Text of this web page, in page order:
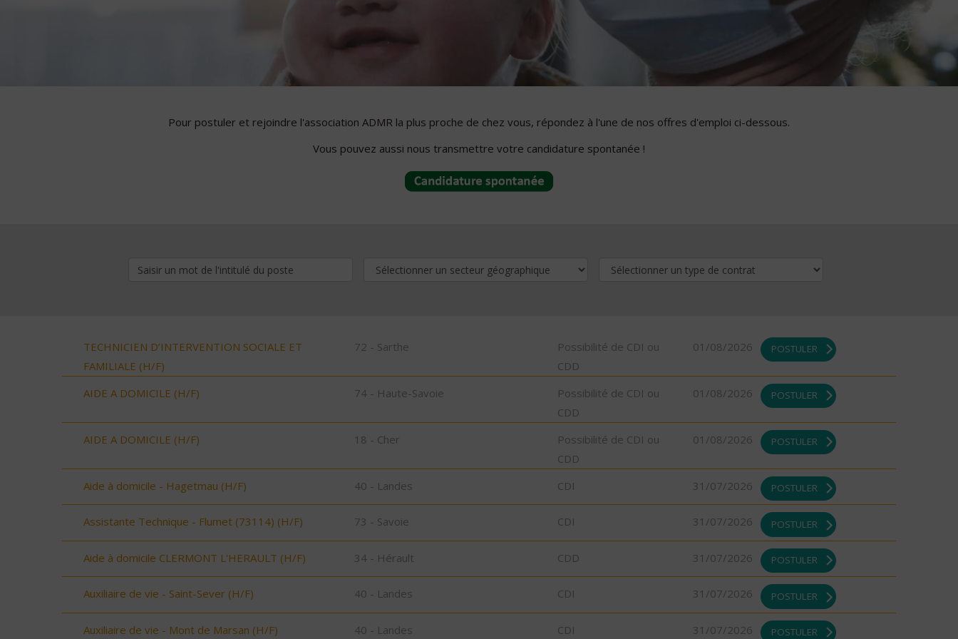
Pour postuler et rejoindre l'association ADMR la plus proche de chez vous, répondez à l'une de nos offres d'emploi ci-dessous.
Vous pouvez aussi nous transmettre votre candidature spontanée !
TECHNICIEN D’INTERVENTION SOCIALE ET
FAMILIALE (H/F)
72 - Sarthe
Possibilité de CDI ou
CDD
01/08/2026 POSTULER
AIDE A DOMICILE (H/F) 74 - Haute-Savoie
Possibilité de CDI ou
CDD
01/08/2026 POSTULER
AIDE A DOMICILE (H/F) 18 - Cher
Possibilité de CDI ou
CDD
01/08/2026 POSTULER
Aide à domicile - Hagetmau (H/F) 40 - Landes CDI 31/07/2026 POSTULER
Assistante Technique - Flumet (73114) (H/F) 73 - Savoie CDI 31/07/2026 POSTULER
Aide à domicile CLERMONT L'HERAULT (H/F) 34 - Hérault CDD 31/07/2026 POSTULER
Auxiliaire de vie - Saint-Sever (H/F) 40 - Landes CDI 31/07/2026 POSTULER
Auxiliaire de vie - Mont de Marsan (H/F) 40 - Landes CDI 31/07/2026 POSTULER